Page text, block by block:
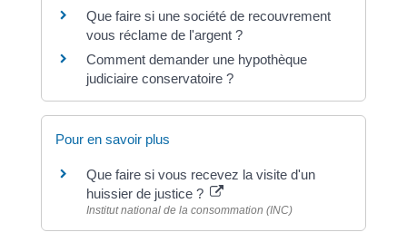
Que faire si une société de recouvrement
vous réclame de l'argent ?
Comment demander une hypothèque
judiciaire conservatoire ?
Pour en savoir plus
Que faire si vous recevez la visite d'un
huissier de justice ?
Institut national de la consommation (INC)